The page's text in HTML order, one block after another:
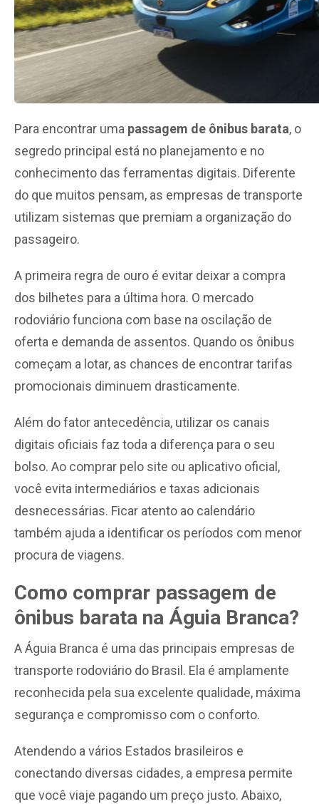
Para encontrar uma passagem de ônibus barata, o
segredo principal está no planejamento e no
conhecimento das ferramentas digitais. Diferente
do que muitos pensam, as empresas de transporte
utilizam sistemas que premiam a organização do
passageiro.
A primeira regra de ouro é evitar deixar a compra
dos bilhetes para a última hora. O mercado
rodoviário funciona com base na oscilação de
oferta e demanda de assentos. Quando os ônibus
começam a lotar, as chances de encontrar tarifas
promocionais diminuem drasticamente.
Além do fator antecedência, utilizar os canais
digitais oficiais faz toda a diferença para o seu
bolso. Ao comprar pelo site ou aplicativo oficial,
você evita intermediários e taxas adicionais
desnecessárias. Ficar atento ao calendário
também ajuda a identificar os períodos com menor
procura de viagens.
Como comprar passagem de
ônibus barata na Águia Branca?
A Águia Branca é uma das principais empresas de
transporte rodoviário do Brasil. Ela é amplamente
reconhecida pela sua excelente qualidade, máxima
segurança e compromisso com o conforto.
Atendendo a vários Estados brasileiros e
conectando diversas cidades, a empresa permite
que você viaje pagando um preço justo. Abaixo,